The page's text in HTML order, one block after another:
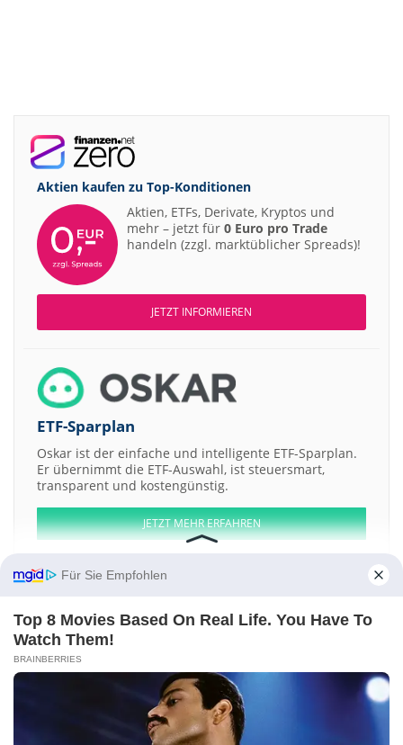
Aktien kaufen zu Top-Konditionen
Aktien, ETFs, Derivate, Kryptos und
mehr – jetzt für 0 Euro pro Trade
handeln (zzgl. marktüblicher Spreads)!
JETZT INFORMIEREN
ETF-Sparplan
Oskar ist der einfache und intelligente ETF-Sparplan.
Er übernimmt die ETF-Auswahl, ist steuersmart,
transparent und kostengünstig.
JETZT MEHR ERFAHREN
Aktien ATX DAX EuroStoxx 50 Dow Jones NASDAQ 100 Nikkei 225
Weitere Aktien:
Jarigold Textiles Venus Remedies
Magna
Electro Castings
Madhusudan Industries
Impressum-Werbung -
Für Sie Empfohlen
Top 8 Movies Based On Real Life. You Have To
Watch Them!
BRAINBERRIES